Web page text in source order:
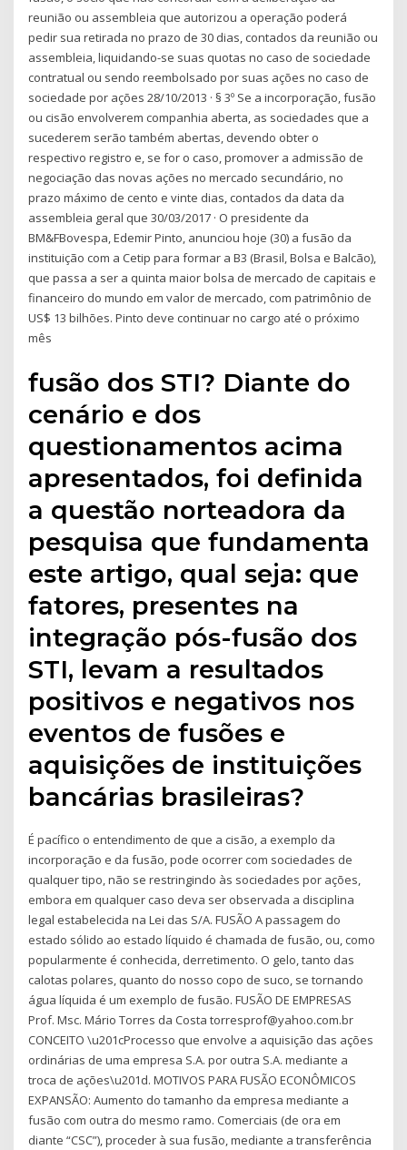
reunião ou assembleia que autorizou a operação poderá
pedir sua retirada no prazo de 30 dias, contados da reunião ou
assembleia, liquidando-se suas quotas no caso de sociedade
contratual ou sendo reembolsado por suas ações no caso de
sociedade por ações 28/10/2013 · § 3º Se a incorporação, fusão
ou cisão envolverem companhia aberta, as sociedades que a
sucederem serão também abertas, devendo obter o
respectivo registro e, se for o caso, promover a admissão de
negociação das novas ações no mercado secundário, no
prazo máximo de cento e vinte dias, contados da data da
assembleia geral que 30/03/2017 · O presidente da
BM&FBovespa, Edemir Pinto, anunciou hoje (30) a fusão da
instituição com a Cetip para formar a B3 (Brasil, Bolsa e Balcão),
que passa a ser a quinta maior bolsa de mercado de capitais e
financeiro do mundo em valor de mercado, com patrimônio de
US$ 13 bilhões. Pinto deve continuar no cargo até o próximo
mês
fusão dos STI? Diante do
cenário e dos
questionamentos acima
apresentados, foi definida
a questão norteadora da
pesquisa que fundamenta
este artigo, qual seja: que
fatores, presentes na
integração pós-fusão dos
STI, levam a resultados
positivos e negativos nos
eventos de fusões e
aquisições de instituições
bancárias brasileiras?
É pacífico o entendimento de que a cisão, a exemplo da
incorporação e da fusão, pode ocorrer com sociedades de
qualquer tipo, não se restringindo às sociedades por ações,
embora em qualquer caso deva ser observada a disciplina
legal estabelecida na Lei das S/A. FUSÃO A passagem do
estado sólido ao estado líquido é chamada de fusão, ou, como
popularmente é conhecida, derretimento. O gelo, tanto das
calotas polares, quanto do nosso copo de suco, se tornando
água líquida é um exemplo de fusão. FUSÃO DE EMPRESAS
Prof. Msc. Mário Torres da Costa torresprof@yahoo.com.br
CONCEITO \u201cProcesso que envolve a aquisição das ações
ordinárias de uma empresa S.A. por outra S.A. mediante a
troca de ações\u201d. MOTIVOS PARA FUSÃO ECONÔMICOS
EXPANSÃO: Aumento do tamanho da empresa mediante a
fusão com outra do mesmo ramo. Comerciais (de ora em
diante “CSC”), proceder à sua fusão, mediante a transferência